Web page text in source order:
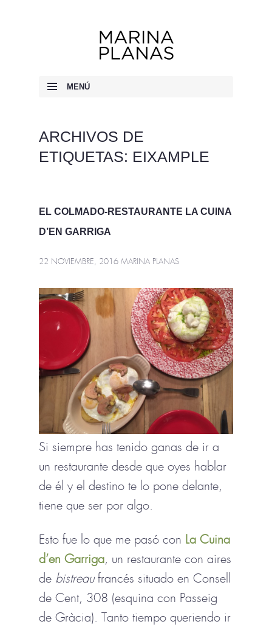
Marina Planas
MENÚ
ARCHIVOS DE
ETIQUETAS: EIXAMPLE
EL COLMADO-RESTAURANTE LA CUINA
D’EN GARRIGA
22 NOVIEMBRE, 2016 MARINA PLANAS
Si siempre has tenido ganas de ir a
un restaurante desde que oyes hablar
de él y el destino te lo pone delante,
tiene que ser por algo.
Esto fue lo que me pasó con La Cuina
d’en Garriga, un restaurante con aires
de bistreaufrancés situado en Consell
de Cent, 308 (esquina con Passeig
de Gràcia). Tanto tiempo queriendo ir